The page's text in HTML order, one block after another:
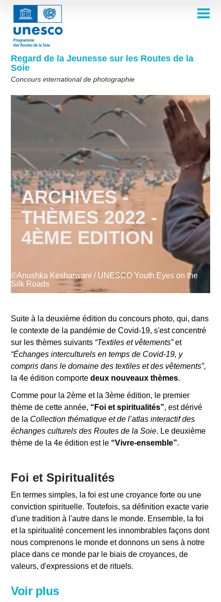
Aller
contenu
principal
Regard de la Jeunesse sur les Routes de la
Soie
Concours international de photographie
Main
navigation Concours 2026
Foire aux questions
Les Routes de la Soie en un coup d'œil
Éditions précédentes du concours
COMITÉ DE SÉLECTION
Comité de sélection 2024
Comité de sélection 2023
Comité de sélection 2022
Comité de sélection 2021
Comité de sélection 2019
Comité de sélection 2018
THÈMES
Thème 7e édition
Thème 6e édition
Thème 5e édition
Thèmes 4e édition
Foi et Spiritualités
Vivre-ensemble
Thèmes 3e édition
Thèmes 2e édition
Thèmes 1ère édition
Albums photos
Galerie d'inspiration
Lauréats 2024
Lauréats 2023
Lauréats 2022
Lauréats 2021
Lauréats 2019-2020
Lauréats 2018
LAURÉATS 2025
English Français
العربية
русский
中文 فارسی
Español
Korean
User
account
menu
Se connecter
PARTICIPER
ARCHIVES -
THÈMES 2022 -
4ÈME EDITION
©Anushka Kesharwani / UNESCO Youth Eyes on the
Silk Roads
Suite à la deuxième édition du concours photo, qui, dans
le contexte de la pandémie de Covid-19, s'est concentré
sur les thèmes suivants “Textiles et vêtements”et
“Échanges interculturels en temps de Covid-19, y
compris dans le domaine des textiles et des vêtements”,
la 4e édition comportedeux nouveaux thèmes.
Comme pour la 2ème et la 3ème édition, le premier
thème de cette année, “Foi et spiritualités”, est dérivé
de la Collection thématique et de l’atlas interactif des
échanges culturels des Routes de la Soie. Le deuxième
thème de la 4e édition est le “Vivre-ensemble”.
Foi et Spiritualités
En termes simples, la foi est une croyance forte ou une
conviction spirituelle. Toutefois, sa définition exacte varie
d'une tradition à l'autre dans le monde. Ensemble, la foi
et la spiritualité concernent les innombrables façons dont
nous comprenons le monde et donnons un sens à notre
place dans ce monde par le biais de croyances, de
valeurs, d'expressions et de rituels.
Voir plus